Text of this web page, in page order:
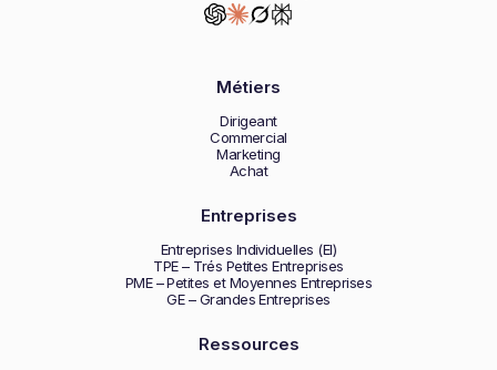
Métiers
Dirigeant
Commercial
Marketing
Achat
Entreprises
Entreprises Individuelles (EI)
TPE – Trés Petites Entreprises
PME – Petites et Moyennes Entreprises
GE – Grandes Entreprises
Ressources